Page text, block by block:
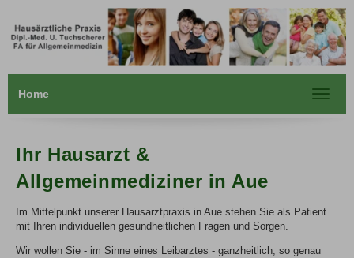
Home
Toggle
Ihr Hausarzt &
Allgemeinmediziner in Aue
Im Mittelpunkt unserer Hausarztpraxis in Aue stehen Sie als Patient
mit Ihren individuellen gesundheitlichen Fragen und Sorgen.
Wir wollen Sie - im Sinne eines Leibarztes - ganzheitlich, so genau